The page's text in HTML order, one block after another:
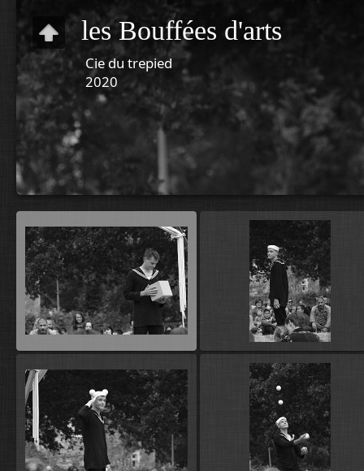
les Bouffées d'arts
Cie du trepied
2020